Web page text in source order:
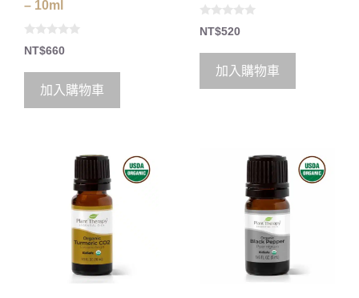
– 10ml
0
o
t
5
NT$660
加入購物車
0
o
t
5
NT$520
加入購物車